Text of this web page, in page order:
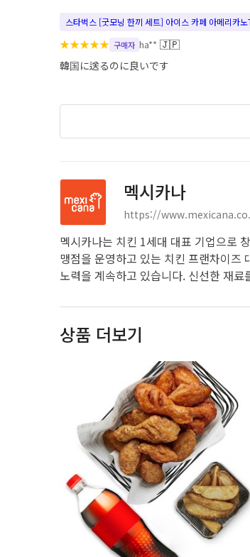
스타벅스 [굿모닝 한끼 세트] 아이스 카페 아메리카
★★★★★ 구매자 ha** 🇯🇵
韓国に送るのに良いです
멕시카나
https://
멕시카나는 치킨 1세대 대표 기업으로
맹점을 운영하고 있는 치킨 프랜차이즈
노력을 계속하고 있습니다. 신선한 재
상품 더보기